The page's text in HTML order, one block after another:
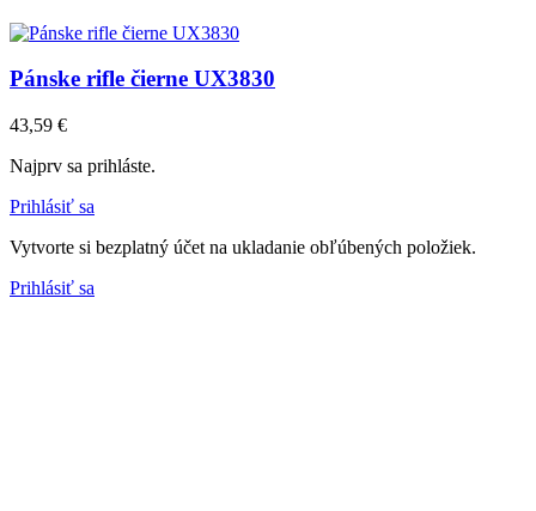
Pánske rifle čierne UX3830
43,59 €
Najprv sa prihláste.
Prihlásiť sa
Vytvorte si bezplatný účet na ukladanie obľúbených položiek.
Prihlásiť sa